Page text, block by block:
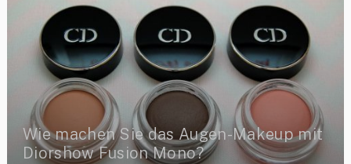
Wie machen Sie das Augen-Makeup mit
Diorshow Fusion Mono?